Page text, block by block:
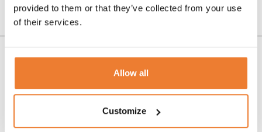
provided to them or that they’ve collected from your use
of their services.
Allow all
Customize
LÄGG TILL I VARUKORG
Tallrik Variace Guldkant 26
cm
5kr
Kaffegods Guldkant